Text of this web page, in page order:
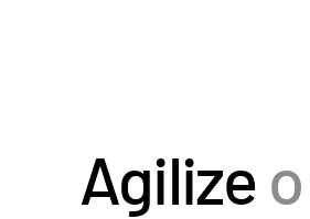
Agilize